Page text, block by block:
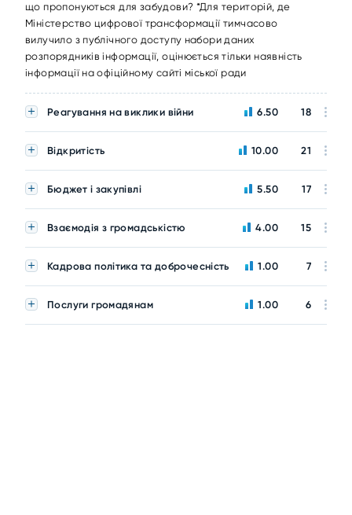
що пропонуються для забудови? *Для територій, де
Міністерство цифрової трансформації тимчасово
вилучило з публічного доступу набори даних
розпорядників інформації, оцінюється тільки наявність
інформації на офіційному сайті міської ради
Реагування на виклики війни 6.50 18
Відкритість 10.00 21
Бюджет і закупівлі 5.50 17
Взаємодія з громадськістю 4.00 15
Кадрова політика та доброчесність 1.00 7
Послуги громадянам 1.00 6